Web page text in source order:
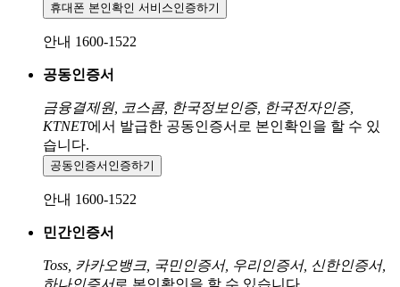
휴대폰 본인확인 서비스인증하기
안내 1600-1522
공동인증서
금융결제원, 코스콤, 한국정보인증, 한국전자인증,
KTNET에서 발급한 공동인증서로 본인확인을 할 수 있
습니다.
공동인증서 인증하기
안내 1600-1522
민간인증서
Toss, 카카오뱅크, 국민인증서, 우리인증서, 신한인증서,